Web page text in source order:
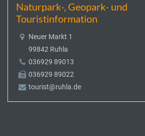
Naturpark-, Geopark- und
Touristinformation
Neuer Markt 1
99842 Ruhla
036929 89013
036929 89022
tourist@ruhla.de